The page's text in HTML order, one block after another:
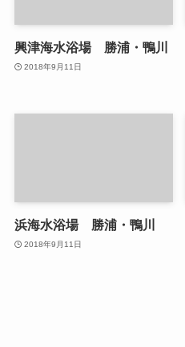
興津海水浴場 勝浦・鴨川
2018年9月11日
浜海水浴場 勝浦・鴨川
2018年9月11日